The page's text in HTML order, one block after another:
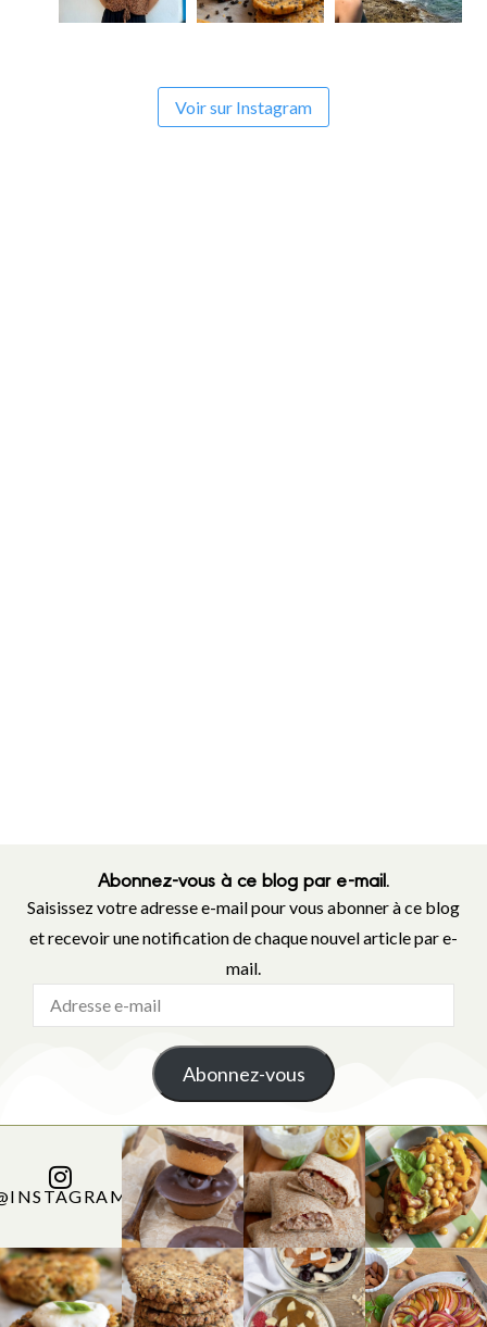
Voir sur Instagram
Abonnez-vous à ce blog par e-mail.
Saisissez votre adresse e-mail pour vous abonner à ce blog
et recevoir une notification de chaque nouvel article par e-
mail.
Abonnez-vous